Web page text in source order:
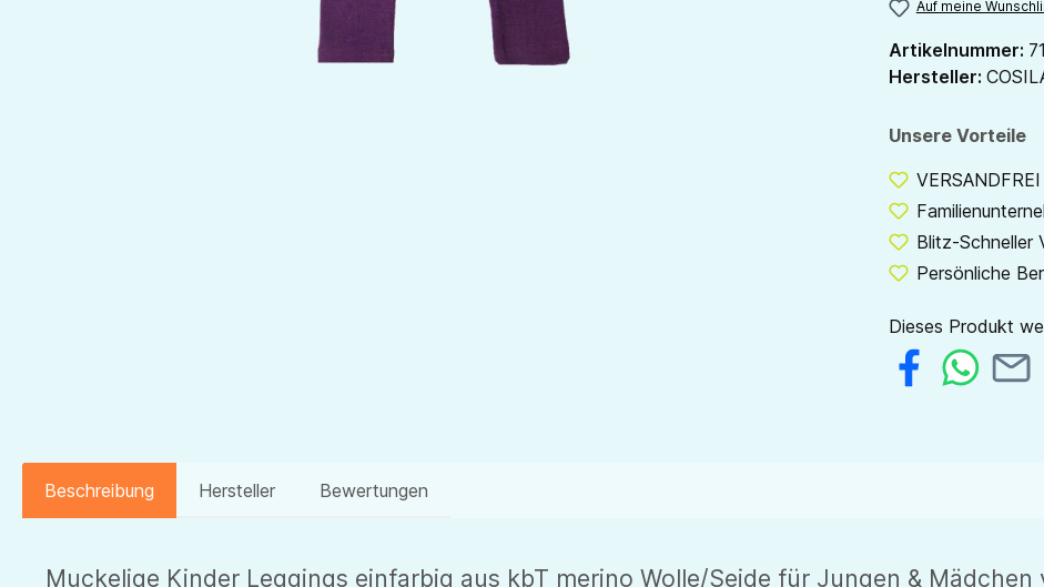
Auf meine
Artikelnummer:
Hersteller:
Unsere Vorteile
Blitz-Schneller
Persönliche
Dieses Produkt
Beschreibung Hersteller Bewertungen
Muckelige Kinder Leggings einfarbig aus kbT merino Wolle/Seide für Jungen &